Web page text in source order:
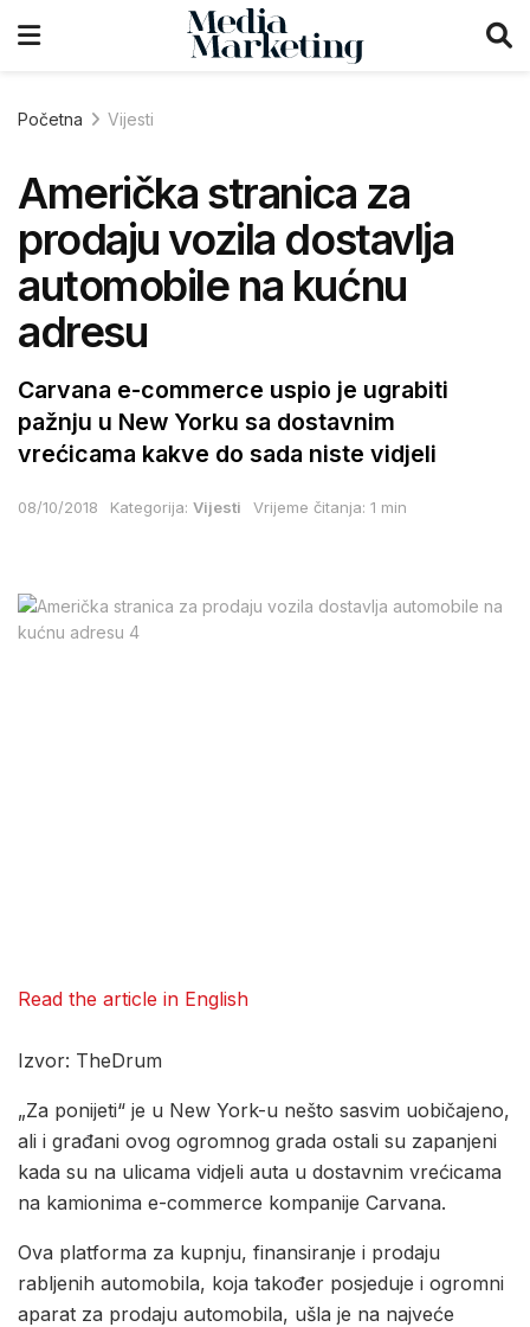
Početna Vijesti
Američka stranica za
prodaju vozila dostavlja
automobile na kućnu
adresu
Carvana e-commerce uspio je ugrabiti
pažnju u New Yorku sa dostavnim
vrećicama kakve do sada niste vidjeli
08/10/2018 Kategorija: Vijesti Vrijeme čitanja: 1 min
Read the article in English
Izvor: TheDrum
„Za ponijeti“ je u New York-u nešto sasvim uobičajeno,
ali i građani ovog ogromnog grada ostali su zapanjeni
kada su na ulicama vidjeli auta u dostavnim vrećicama
na kamionima e-commerce kompanije Carvana.
Ova platforma za kupnju, finansiranje i prodaju
rabljenih automobila, koja također posjeduje i ogromni
aparat za prodaju automobila, ušla je na najveće